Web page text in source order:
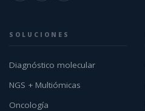
SOLUCIONES
Diagnóstico molecular
NGS + Multiómicas
Oncología